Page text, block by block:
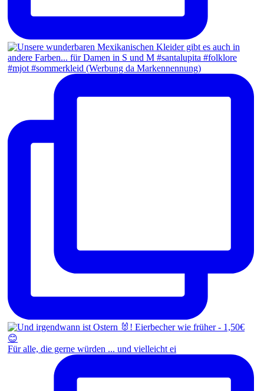
Für alle, die gerne würden ... und vielleicht ei